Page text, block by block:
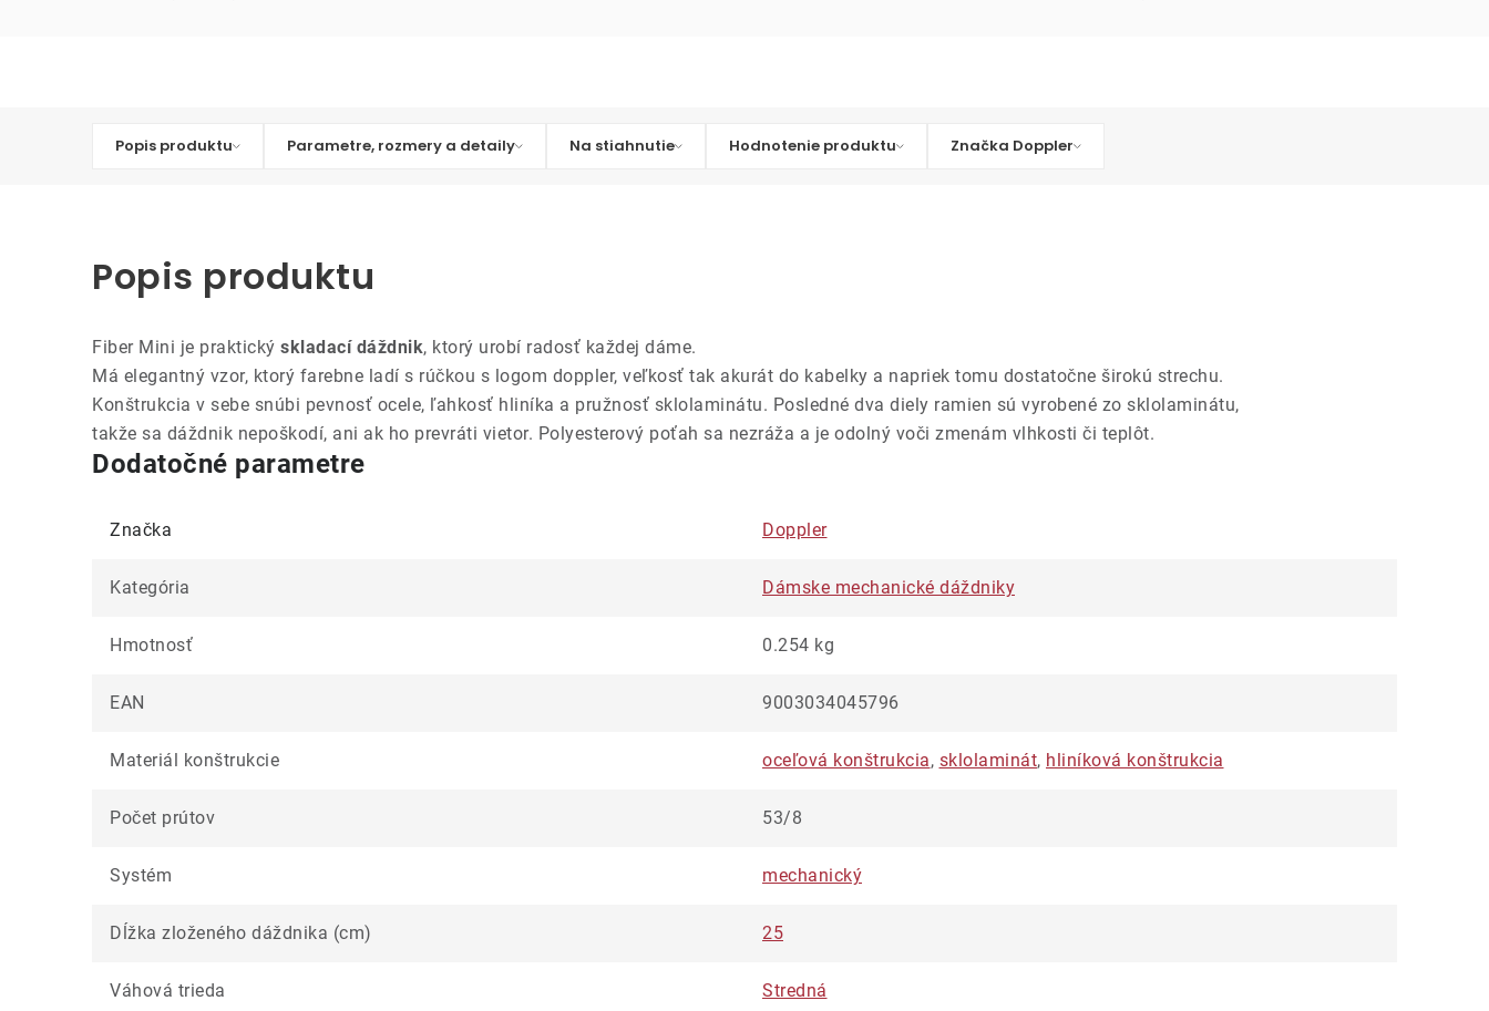
Popis produktu Parametre, rozmery a detaily Na stiahnutie Hodnotenie produktu Značka Doppler
Popis produktu
Fiber Mini je praktický skladací dáždnik, ktorý urobí radosť každej dáme.
Má elegantný vzor, ktorý farebne ladí s rúčkou s logom doppler, veľkosť tak akurát do kabelky a napriek tomu dostatočne širokú strechu.
Konštrukcia v sebe snúbi pevnosť ocele, ľahkosť hliníka a pružnosť sklolaminátu. Posledné dva diely ramien sú vyrobené zo sklolaminátu,
takže sa dáždnik nepoškodí, ani ak ho prevráti vietor. Polyesterový poťah sa nezráža a je odolný voči zmenám vlhkosti či teplôt.
Dodatočné parametre
Značka Doppler
Kategória Dámske mechanické dáždniky
Hmotnosť 0.254 kg
EAN 9003034045796
Materiál konštrukcie oceľová konštrukcia, sklolaminát, hliníková konštrukcia
Počet prútov 53/8
Systém mechanický
Dĺžka zloženého dáždnika (cm) 25
Váhová trieda Stredná